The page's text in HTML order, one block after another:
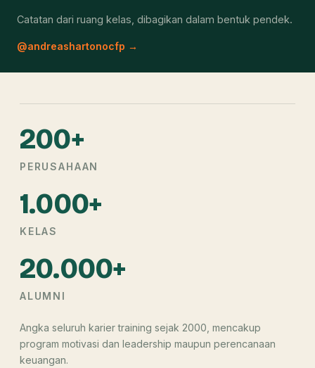
Catatan dari ruang kelas, dibagikan dalam bentuk pendek.
@andreashartonocfp →
200+
PERUSAHAAN
1.000+
KELAS
20.000+
ALUMNI
Angka seluruh karier training sejak 2000, mencakup
program motivasi dan leadership maupun perencanaan
keuangan.